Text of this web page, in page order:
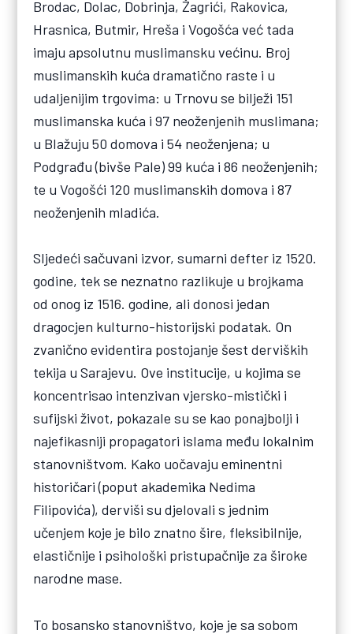
Brodac, Dolac, Dobrinja, Žagrići, Rakovica,
Hrasnica, Butmir, Hreša i Vogošća već tada
imaju apsolutnu muslimansku većinu. Broj
muslimanskih kuća dramatično raste i u
udaljenijim trgovima: u Trnovu se bilježi 151
muslimanska kuća i 97 neoženjenih muslimana;
u Blažuju 50 domova i 54 neoženjena; u
Podgrađu (bivše Pale) 99 kuća i 86 neoženjenih;
te u Vogošći 120 muslimanskih domova i 87
neoženjenih mladića.
Sljedeći sačuvani izvor, sumarni defter iz 1520.
godine, tek se neznatno razlikuje u brojkama
od onog iz 1516. godine, ali donosi jedan
dragocjen kulturno-historijski podatak. On
zvanično evidentira postojanje šest derviških
tekija u Sarajevu. Ove institucije, u kojima se
koncentrisao intenzivan vjersko-mistički i
sufijski život, pokazale su se kao ponajbolji i
najefikasniji propagatori islama među lokalnim
stanovništvom. Kako uočavaju eminentni
historičari (poput akademika Nedima
Filipovića), derviši su djelovali s jednim
učenjem koje je bilo znatno šire, fleksibilnije,
elastičnije i psihološki pristupačnije za široke
narodne mase.
To bosansko stanovništvo, koje je sa sobom